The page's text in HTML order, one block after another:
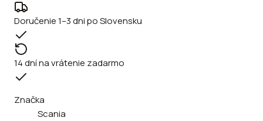
Doručenie 1–3 dni po Slovensku
14 dní na vrátenie zadarmo
Značka
Scania